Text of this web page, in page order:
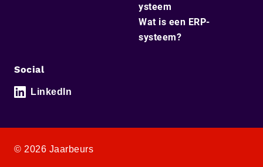
ysteem
Wat is een ERP-
systeem?
Social
LinkedIn
© 2026 Jaarbeurs